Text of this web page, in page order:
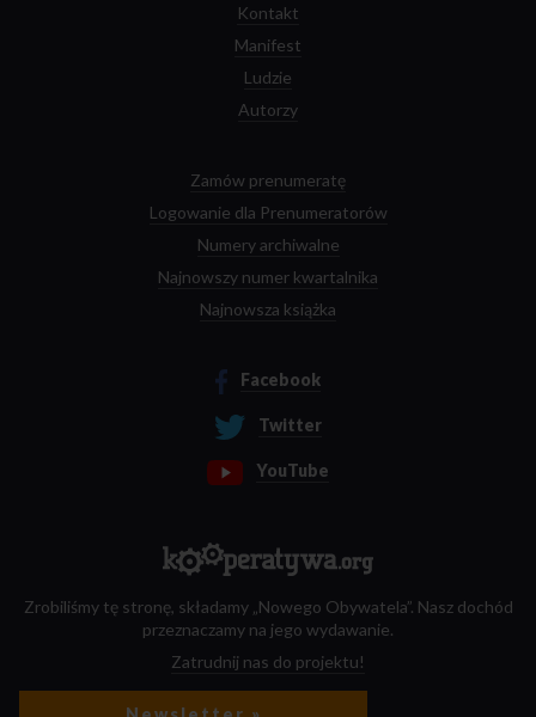
Kontakt
Manifest
Ludzie
Autorzy
Zamów prenumeratę
Logowanie dla Prenumeratorów
Numery archiwalne
Najnowszy numer kwartalnika
Najnowsza książka
Facebook
Twitter
YouTube
Zrobiliśmy tę stronę, składamy „Nowego Obywatela”. Nasz dochód
przeznaczamy na jego wydawanie.
Zatrudnij nas do projektu!